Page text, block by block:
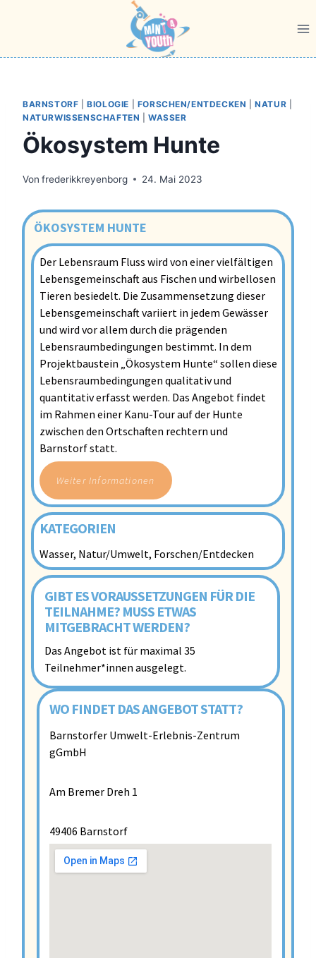
BARNSTORF |BIOLOGIE FORSCHEN/ENTDECKEN |NATUR
NATURWISSENSCHAFTEN |WASSER
Ökosystem Hunte
Von frederikkreyenborg 24. Mai 2023
ÖKOSYSTEM HUNTE
Der Lebensraum Fluss wird von einer vielfältigen
Lebensgemeinschaft aus Fischen und wirbellosen
Tieren besiedelt. Die Zusammensetzung dieser
Lebensgemeinschaft variiert in jedem Gewässer
und wird vor allem durch die prägenden
Lebensraumbedingungen bestimmt. In dem
Projektbaustein „Ökosystem Hunte“ sollen diese
Lebensraumbedingungen qualitativ und
quantitativ erfasst werden. Das Angebot findet
im Rahmen einer Kanu-Tour auf der Hunte
zwischen den Ortschaften rechtern und
Barnstorf statt.
Weiter Informationen
KATEGORIEN
Wasser, Natur/Umwelt, Forschen/Entdecken
GIBT ES VORAUSSETZUNGEN FÜR DIE
TEILNAHME? MUSS ETWAS
MITGEBRACHT WERDEN?
Das Angebot ist für maximal 35
Teilnehmer*innen ausgelegt.
WO FINDET DAS ANGEBOT STATT?
Barnstorfer Umwelt-Erlebnis-Zentrum
gGmbH
Am Bremer Dreh 1
49406 Barnstorf